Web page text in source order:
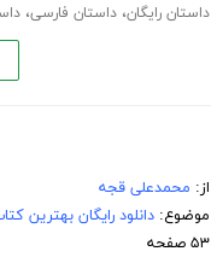
داستان رایگان،داستان فارسی،
از: محمدعلی قجه
موضوع:دانلود رایگان بهترین
۵۳ صفحه